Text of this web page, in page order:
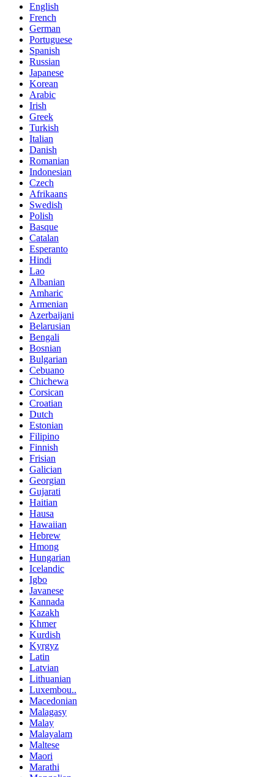
English
French
German
Portuguese
Spanish
Russian
Japanese
Korean
Arabic
Irish
Greek
Turkish
Italian
Danish
Romanian
Indonesian
Czech
Afrikaans
Swedish
Polish
Basque
Catalan
Esperanto
Hindi
Lao
Albanian
Amharic
Armenian
Azerbaijani
Belarusian
Bengali
Bosnian
Bulgarian
Cebuano
Chichewa
Corsican
Croatian
Dutch
Estonian
Filipino
Finnish
Frisian
Galician
Georgian
Gujarati
Haitian
Hausa
Hawaiian
Hebrew
Hmong
Hungarian
Icelandic
Igbo
Javanese
Kannada
Kazakh
Khmer
Kurdish
Kyrgyz
Latin
Latvian
Lithuanian
Luxembou..
Macedonian
Malagasy
Malay
Malayalam
Maltese
Maori
Marathi